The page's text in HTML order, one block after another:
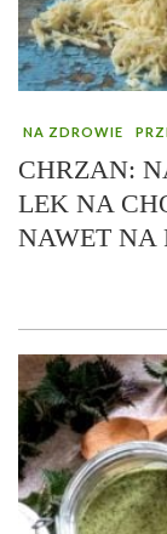
NA ZDROWIE
CHRZAN:
LEK NA
NAWET NA